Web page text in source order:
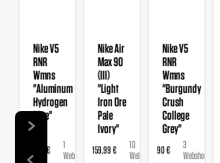
Nike V5
RNR
Wmns
"Aluminum
Hydrogen
Blue"
89,99 €
1
Webshop
Nike Air
Max 90
(III)
"Light
Iron Ore
Pale
Ivory"
159,99 €
10
Webshops
Nike V5
RNR
Wmns
"Burgundy
Crush
College
Grey"
90 €
3
Webshops